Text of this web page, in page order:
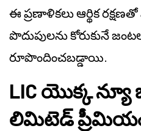
ఈ ప్రణాళికలు ఆర్థిక
పొదుపులను కోరుకునే
రూపొందించబడ్డాయి.
LIC యొక్క
లిమిటెడ్ ప్రీమియం